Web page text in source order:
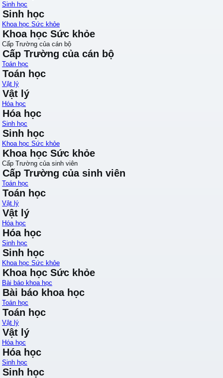
Sinh học
Sinh học
Khoa học Sức khỏe
Khoa học Sức khỏe
Cấp Trường của cán bộ
Cấp Trường của cán bộ
Toán học
Toán học
Vật lý
Vật lý
Hóa học
Hóa học
Sinh học
Sinh học
Khoa học Sức khỏe
Khoa học Sức khỏe
Cấp Trường của sinh viên
Cấp Trường của sinh viên
Toán học
Toán học
Vật lý
Vật lý
Hóa học
Hóa học
Sinh học
Sinh học
Khoa học Sức khỏe
Khoa học Sức khỏe
Bài báo khoa học
Bài báo khoa học
Toán học
Toán học
Vật lý
Vật lý
Hóa học
Hóa học
Sinh học
Sinh học